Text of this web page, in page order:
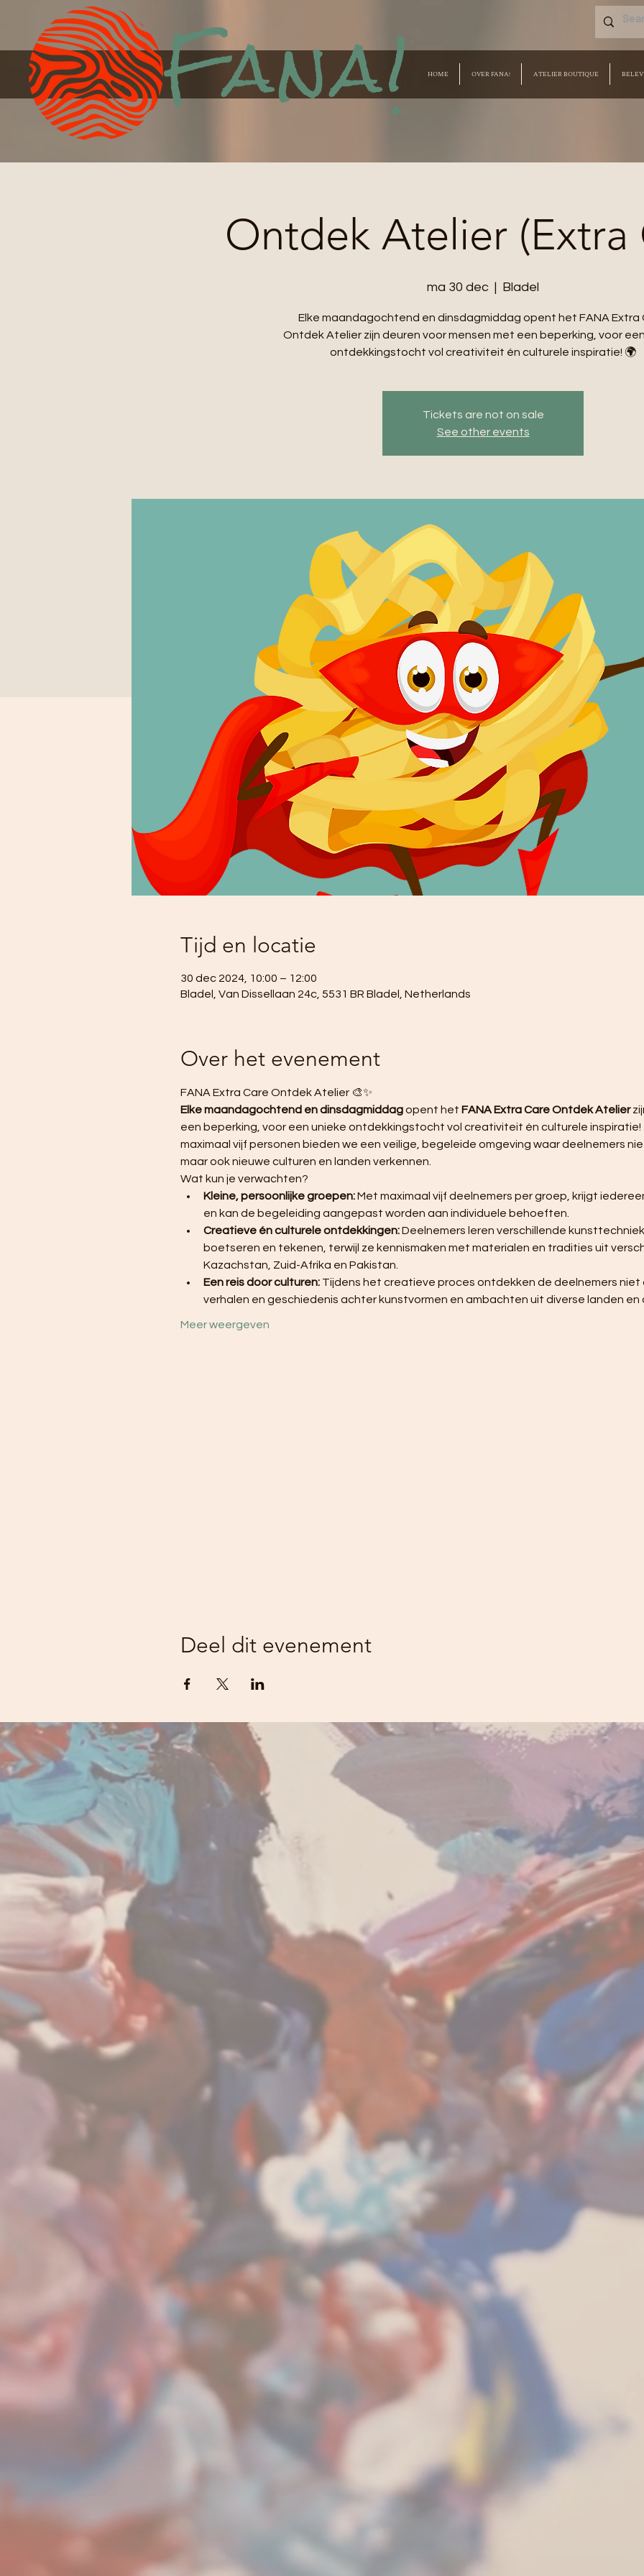
HOME OVER FANA! ATELIER BOUTIQUE
Fana!
Ontdek Atelier (Extra
ma 30 dec
  |
Bladel
Elke maandagochtend en dinsdagmiddag opent het FANA Extra
Ontdek Atelier zijn deuren voor mensen met een beperking, voor
ontdekkingstocht vol creativiteit én culturele inspiratie! 🌍
Tickets are not on sale
See other events
Tijd en locatie
30 dec 2024, 10:00 – 12:00
Bladel, Van Dissellaan 24c, 5531 BR Bladel, Netherlands
Over het evenement
FANA Extra Care Ontdek Atelier 🎨✨
Elke maandagochtend en dinsdagmiddag opent het FANA Extra Care Ontdek Atelier
een beperking, voor een unieke ontdekkingstocht vol creativiteit én culturele inspiratie!
maximaal vijf personen bieden we een veilige, begeleide omgeving waar deelnemers
maar ook nieuwe culturen en landen verkennen.
Wat kun je verwachten?
Kleine, persoonlijke groepen: Met maximaal vijf deelnemers per groep, krijgt
en kan de begeleiding aangepast worden aan individuele behoeften.
Creatieve én culturele ontdekkingen: Deelnemers leren verschillende
boetseren en tekenen, terwijl ze kennismaken met materialen en tradities uit
Kazachstan, Zuid-Afrika en Pakistan.
Een reis door culturen: Tijdens het creatieve proces ontdekken de deelnemers niet
verhalen en geschiedenis achter kunstvormen en ambachten uit diverse landen en
Meer weergeven
Deel dit evenement